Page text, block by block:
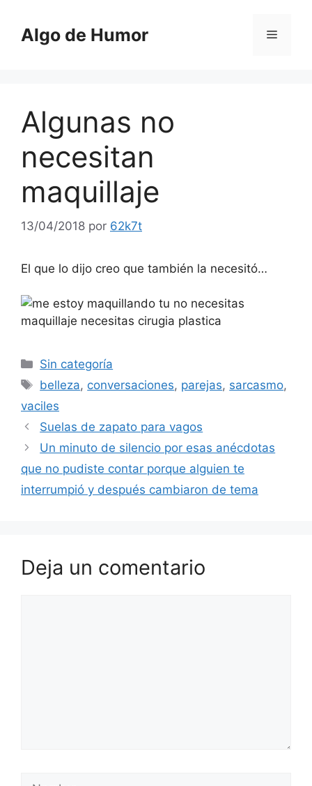
contenido
Algo de Humor Menú
Algunas no
necesitan
maquillaje
13/04/2018 por 62k7t
El que lo dijo creo que también la necesitó…
Categorías
Sin categoría
Etiquetas
belleza, conversaciones, parejas, sarcasmo,
vaciles
Suelas de zapato para vagos
Un minuto de silencio por esas anécdotas
que no pudiste contar porque alguien te
interrumpió y después cambiaron de tema
Deja un comentario